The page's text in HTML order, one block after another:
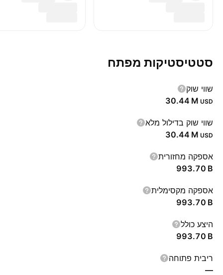
סטטיסטיקות מפתח
שווי שוק
‪30.44 M‬ USD
שווי שוק בדילול מלא
‪30.44 M‬ USD
אספקה מחזורית
‪993.70 B‬
אספקה מקסימלית
‪993.70 B‬
היצע כולל
‪993.70 B‬
ריבית פתוחה
—